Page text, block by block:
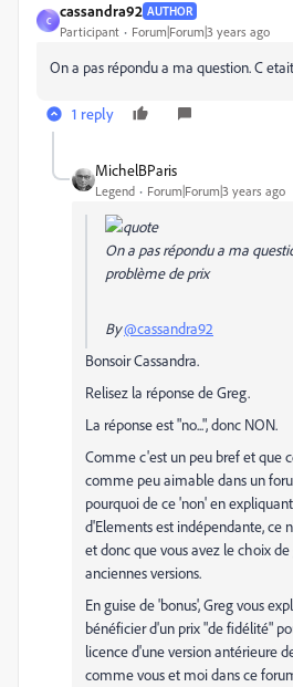
C
cassandra92 AUTHOR
Participant Forum|Forum|3 years ago
On a pas répondu a ma question. C
1 reply
MichelBParis
Legend Forum|Forum|3 years ago
On a pas répondu a ma
problème de prix
By@cassandra92
Bonsoir Cassandra.
Relisez la réponse de Greg.
La réponse est "no...", donc NON.
Comme c'est un peu bref et que
comme peu aimable dans un
pourquoi de ce 'non' en
d'Elements est indépendante, ce
et donc que vous avez le choix
anciennes versions.
En guise de 'bonus', Greg vous
bénéficier d'un prix "de fidélité"
licence d'une version antérieure
comme vous et moi dans ce